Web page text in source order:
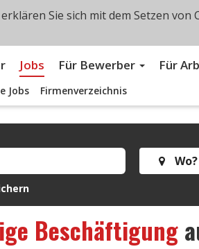
Jobs Für Bewerber Für
Jobs Firmenverzeichnis
Wo?
Beschäftigung
Sie sich mit dem Setzen von